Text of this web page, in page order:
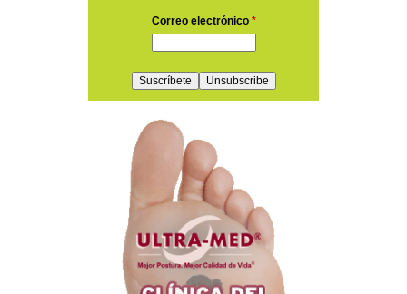
Correo electrónico *